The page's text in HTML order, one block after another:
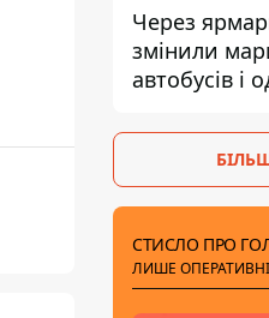
Через
змінили
автобусів і
СТИСЛО ПРО
ЛИШЕ